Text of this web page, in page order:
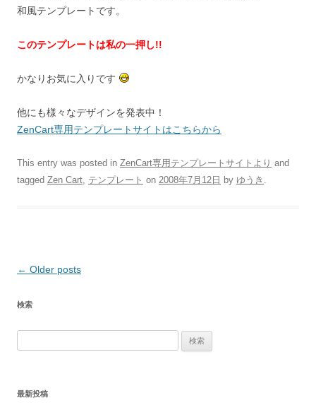
和風テンプレートです。
このテンプレートは私の一押し!!
かなりお気に入りです
他にも様々なデザインを発表中！
ZenCart専用テンプレートサイトはこちらから
This entry was posted in ZenCart専用テンプレートサイトより and
tagged Zen Cart, テンプレート on 2008年7月12日 by ゆうき .
Post
← Older posts
検索
最新投稿